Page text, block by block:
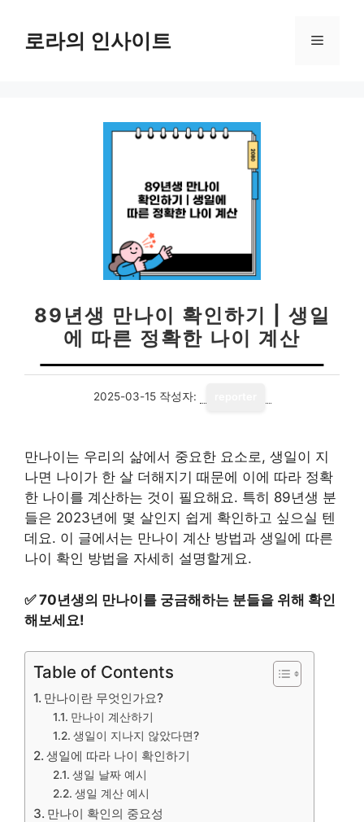
로라의 인사이트 메
89년생 만나이 확인하기 | 생일
에 따른 정확한 나이 계산
2025-03-15 작성자:
만나이는 우리의 삶에서 중요한 요소로, 생일이 지
나면 나이가 한 살 더해지기 때문에 이에 따라 정확
한 나이를 계산하는 것이 필요해요. 특히 89년생 분
들은 2023년에 몇 살인지 쉽게 확인하고 싶으실 텐
데요. 이 글에서는 만나이 계산 방법과 생일에 따른
나이 확인 방법을 자세히 설명할게요.
✅70년생의 만나이를 궁금해하는 분들을 위해 확인
해보세요!
Table of Contents
만나이란 무엇인가요?
만나이 계산하기
생일이 지나지 않았다면?
생일에 따라 나이 확인하기
생일 날짜 예시
생일 계산 예시
만나이 확인의 중요성